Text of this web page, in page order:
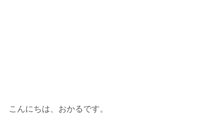
こんにちは、おかるです。